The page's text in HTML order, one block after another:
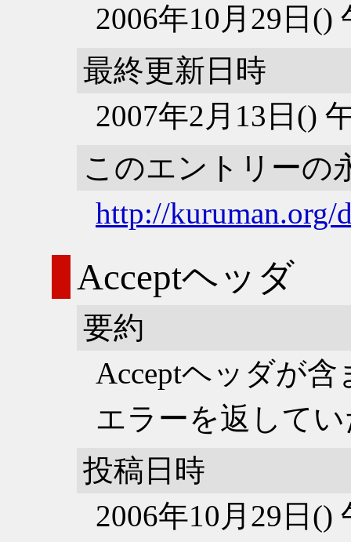
2006年10月29日()
最終更新日時
2007年2月13日()
このエントリーの
http://kuruman.org/
Acceptヘッダ
要約
Acceptヘッダが
エラーを返して
投稿日時
2006年10月29日()